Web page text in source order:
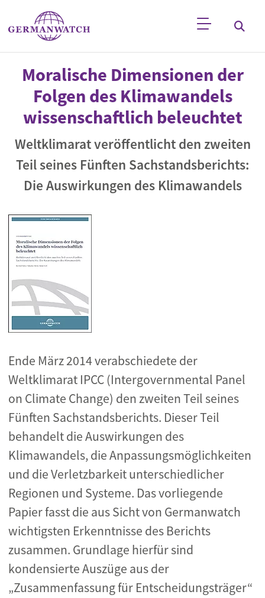
Direkt zum Inhalt
Stichwortsuche
Moralische Dimensionen der
Folgen des Klimawandels
wissenschaftlich beleuchtet
Weltklimarat veröffentlicht den zweiten
Teil seines Fünften Sachstandsberichts:
Die Auswirkungen des Klimawandels
Ende März 2014 verabschiedete der
Weltklimarat IPCC (Intergovernmental Panel
on Climate Change) den zweiten Teil seines
Fünften Sachstandsberichts. Dieser Teil
behandelt die Auswirkungen des
Klimawandels, die Anpassungsmöglichkeiten
und die Verletzbarkeit unterschiedlicher
Regionen und Systeme. Das vorliegende
Papier fasst die aus Sicht von Germanwatch
wichtigsten Erkenntnisse des Berichts
zusammen. Grundlage hierfür sind
kondensierte Auszüge aus der
„Zusammenfassung für Entscheidungsträger“